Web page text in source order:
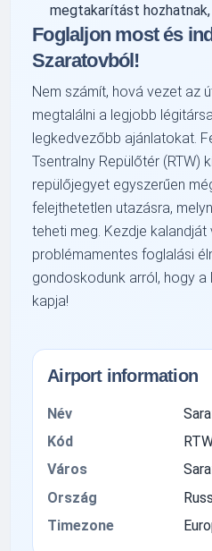
megtakarítást
Foglaljon most és
Szaratovból!
Nem számít, hová vezet az
megtalálni a legjobb
legkedvezőbb ajánlatokat.
Tsentralny Repülőtér (RTW)
repülőjegyet egyszerűen
felejthetetlen utazásra,
teheti meg. Kezdje kalandját
problémamentes foglalási
gondoskodunk arról, hogy
kapja!
Airport information
Név
Kód
Város
Ország
Timezone